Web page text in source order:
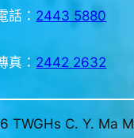
話： 2443 5880
真： 2442 2632
TWGHs C. Y. Ma